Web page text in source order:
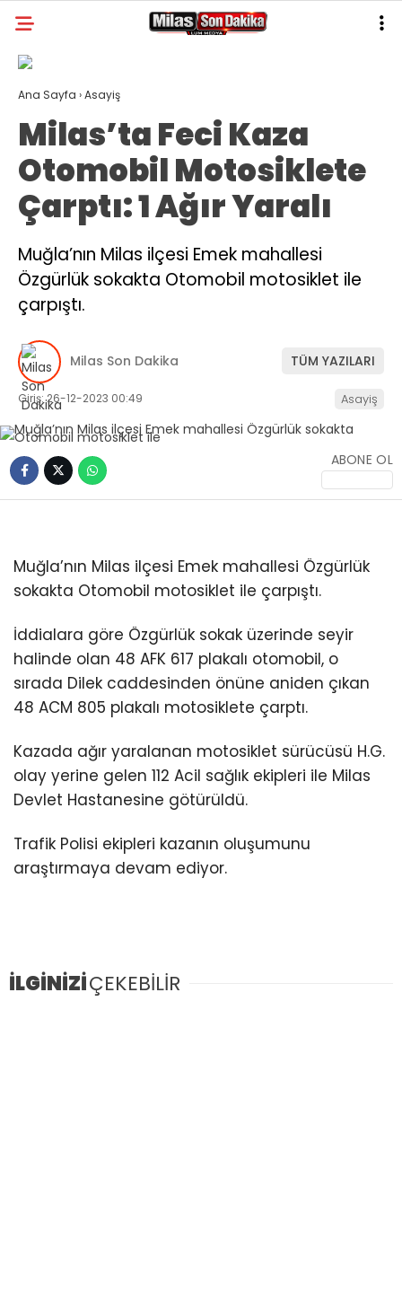
İhbar Hattı
Facebook
Instagram
31.9
GALERİ
MILAS
MUĞLA’DAN
ASAYIŞ
GÜNDEM
EKONOMI
VEFAT
GENEL
İLETIŞIM
KÜNYE
Ana Sayfa ›Asayiş
Milas’ta Feci Kaza
Otomobil Motosiklete
Çarptı: 1 Ağır Yaralı
Muğla’nın Milas ilçesi Emek mahallesi
Özgürlük sokakta Otomobil motosiklet ile
çarpıştı.
Milas Son Dakika TÜM YAZILARI
Giriş: 26-12-2023 00:49 Asayiş
ABONE OL
Muğla’nın Milas ilçesi Emek mahallesi Özgürlük
sokakta Otomobil motosiklet ile çarpıştı.
İddialara göre Özgürlük sokak üzerinde seyir
halinde olan 48 AFK 617 plakalı otomobil, o
sırada Dilek caddesinden önüne aniden çıkan
48 ACM 805 plakalı motosiklete çarptı.
Kazada ağır yaralanan motosiklet sürücüsü H.G.
olay yerine gelen 112 Acil sağlık ekipleri ile Milas
Devlet Hastanesine götürüldü.
Trafik Polisi ekipleri kazanın oluşumunu
araştırmaya devam ediyor.
İLGİNİZİÇEKEBİLİR